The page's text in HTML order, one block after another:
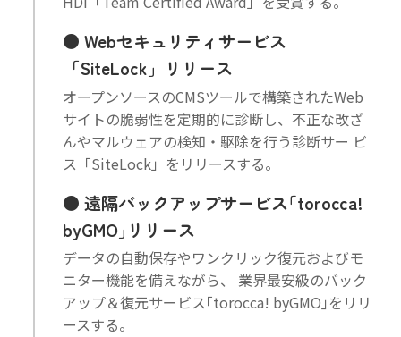
Webセキュリティサービス
「SiteLock」リリース
オープンソースのCMSツールで構築されたWeb
サイトの脆弱性を定期的に診断し、不正な改ざ
んやマルウェアの検知・駆除を行う診断サー ビ
ス「SiteLock」をリリースする。
遠隔バックアップサービス｢torocca!
byGMO｣リリース
データの自動保存やワンクリック復元およびモ
ニター機能を備えながら、 業界最安級のバック
アップ＆復元サービス｢torocca! byGMO｣をリリ
ースする。